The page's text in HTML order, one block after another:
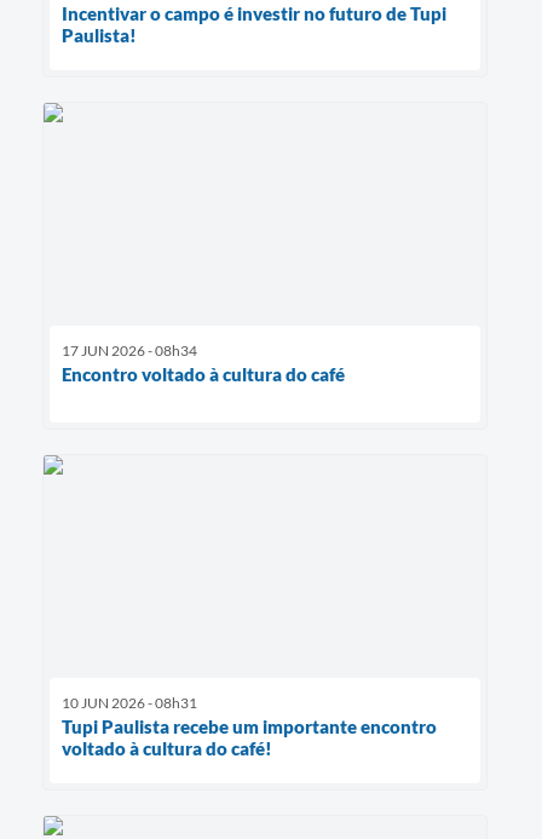
Incentivar o campo é investir no futuro de Tupi
Paulista!
17 JUN 2026 - 08h34
Encontro voltado à cultura do café
10 JUN 2026 - 08h31
Tupi Paulista recebe um importante encontro
voltado à cultura do café!